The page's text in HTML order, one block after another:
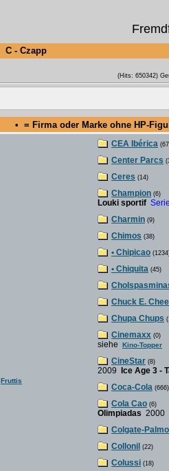
C - Czapp
(Hits: 650342)
• = Firma oder Marke ohne HP-
Fruttis
CEA Ibérica
Center Parcs
Ceres (14)
Champion (6)
Louki sportif
Charmin (9)
Chimos (38)
• Chipicao
• Chiquita (45)
Chuck E.
Chupa Chups
Cinemaxx (0)
siehe Kino-Topper
CineStar (8)
2009
Ice Age 3 -
Coca-Cola (666)
Cola Cao (6)
Olimpiadas 2000
Colgate-
Collonil (22)
Colussi (18)